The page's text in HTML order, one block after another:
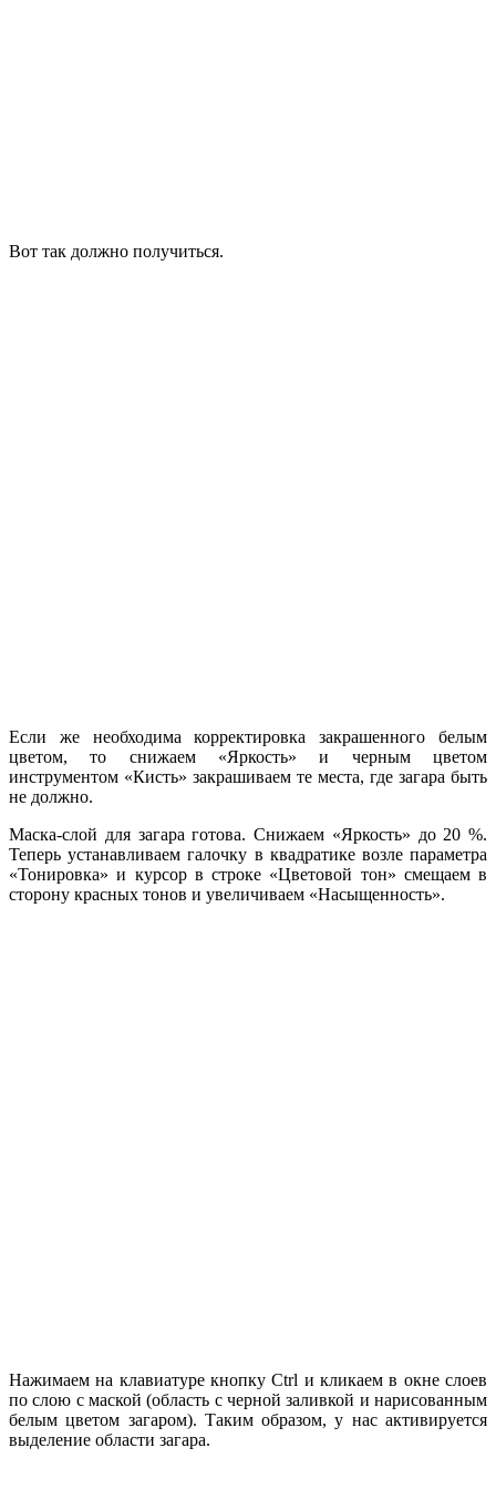
Вот так должно получиться.
Если же необходима корректировка закрашенного белым
цветом, то снижаем «Яркость» и черным цветом
инструментом «Кисть» закрашиваем те места, где загара быть
не должно.
Маска-слой для загара готова. Снижаем «Яркость» до 20 %.
Теперь устанавливаем галочку в квадратике возле параметра
«Тонировка» и курсор в строке «Цветовой тон» смещаем в
сторону красных тонов и увеличиваем «Насыщенность».
Нажимаем на клавиатуре кнопку Ctrl и кликаем в окне слоев
по слою с маской (область с черной заливкой и нарисованным
белым цветом загаром). Таким образом, у нас активируется
выделение области загара.